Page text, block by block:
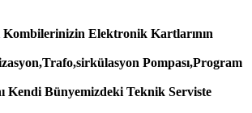
Kombilerinizin Elektronik Kartlarının
Pompası,Program
Kendi Bünyemizdeki Teknik Serviste